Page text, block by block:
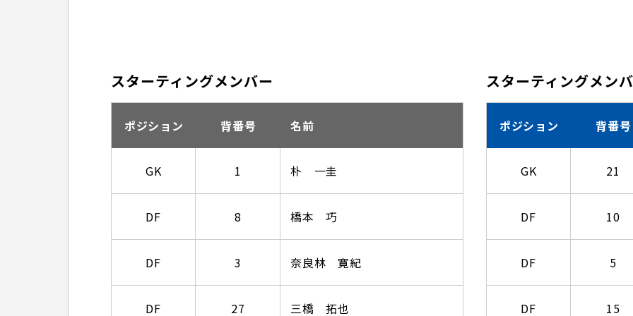
スターティングメンバー
ポジション 背番号 名前
GK 1 朴 一圭
DF 8 橋本 巧
DF 3 奈良林 寛紀
DF 27 三橋 拓也
スターティングメン
ポジション 背番号
GK 21
DF 10
DF 5
DF 15